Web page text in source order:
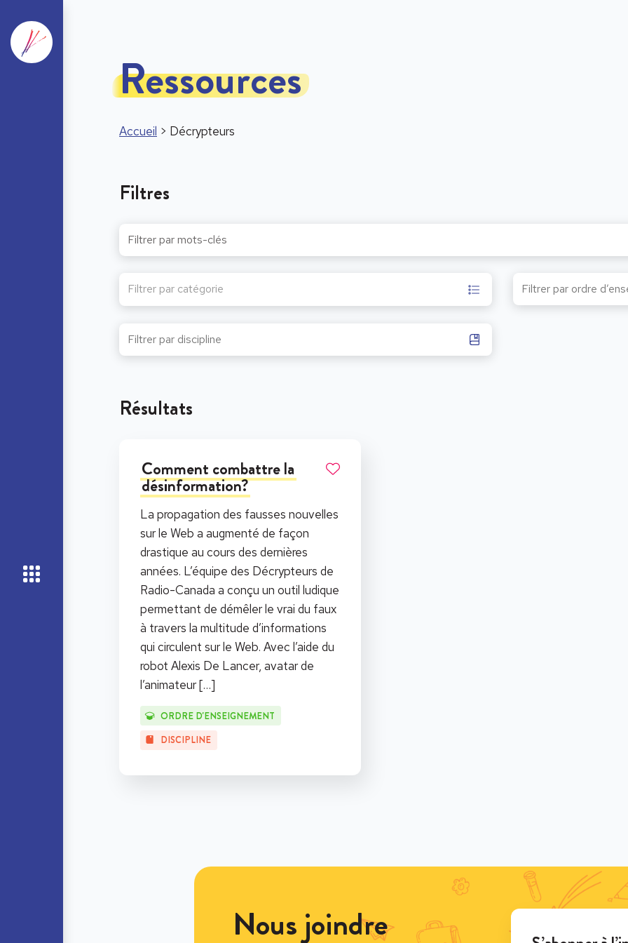
Ressources
Accueil > Décrypteurs
Filtres
Filtrer par catégorie
Résultats
Comment combattre la
désinformation?
La propagation des fausses nouvelles
sur le Web a augmenté de façon
drastique au cours des dernières
années. L’équipe des Décrypteurs de
Radio-Canada a conçu un outil ludique
permettant de démêler le vrai du faux
à travers la multitude d’informations
qui circulent sur le Web. Avec l’aide du
robot Alexis De Lancer, avatar de
l’animateur[…]
ORDRE D'ENSEIGNEMENT
DISCIPLINE
Nous joindre